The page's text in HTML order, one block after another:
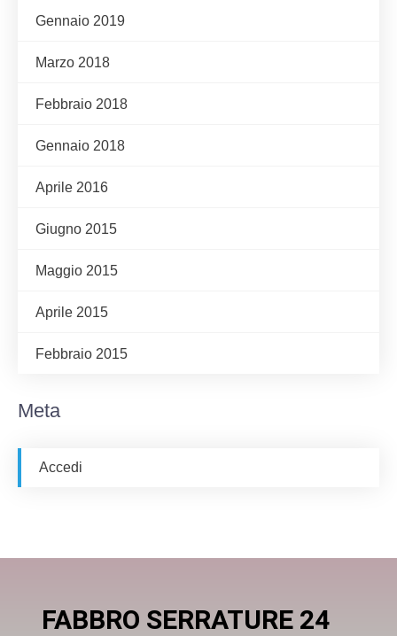
Gennaio 2019
Marzo 2018
Febbraio 2018
Gennaio 2018
Aprile 2016
Giugno 2015
Maggio 2015
Aprile 2015
Febbraio 2015
Meta
Accedi
FABBRO SERRATURE 24